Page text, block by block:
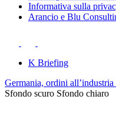
Informativa sulla
Arancio e Blu
K Briefing
Germania, ordini
Sfondo scuro Sfondo chiaro